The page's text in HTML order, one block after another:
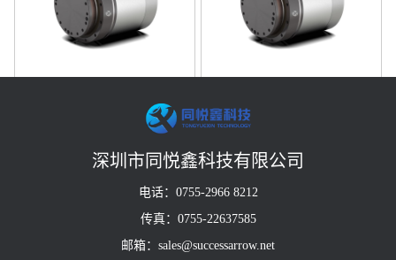
深圳市同悦鑫科技有限公司
电话：0755-2966 8212
传真：0755-22637585
邮箱：sales@successarrow.net